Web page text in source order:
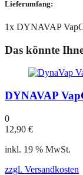
Lieferumfang:
1x DYNAVAP
Das könnte
DYNAVAP
0
12,90 €
inkl. 19 % MwSt.
zzgl. Versandkosten